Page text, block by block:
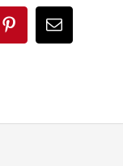
PinterestEmail